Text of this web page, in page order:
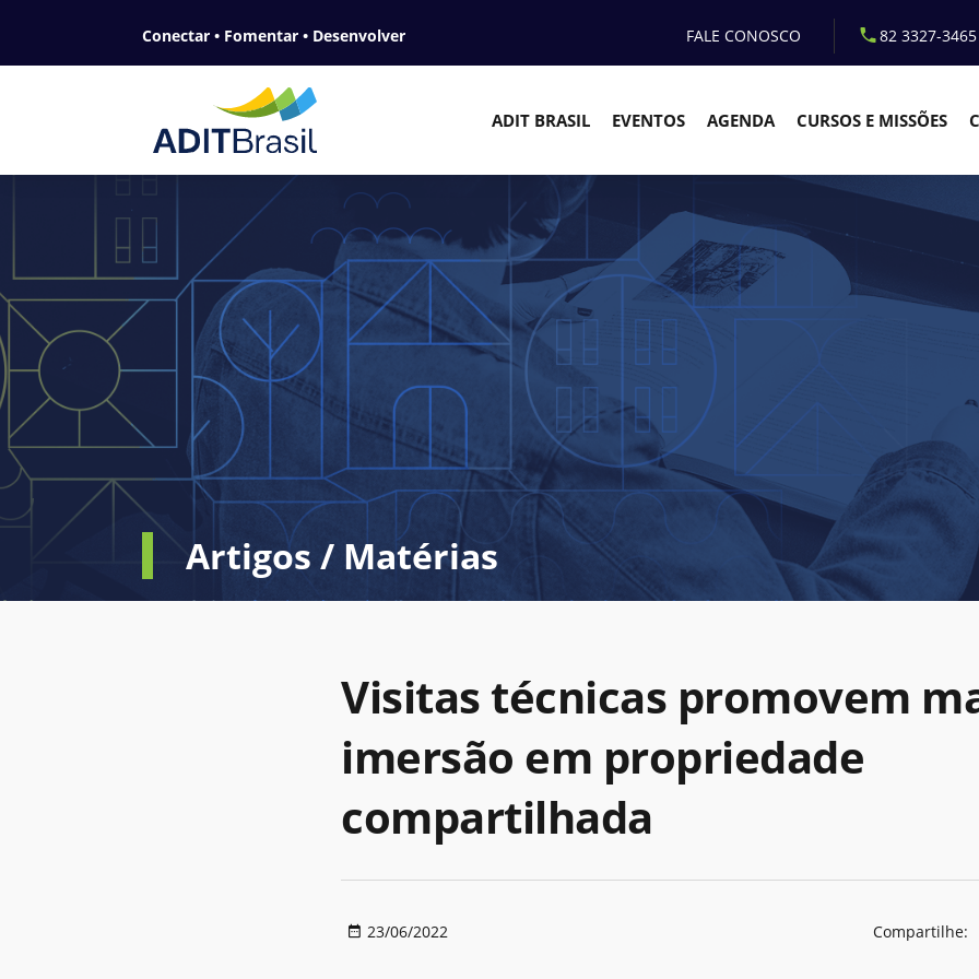
Conectar • Fomentar • Desenvolver FALE CONOSCO 82 3327-3465
ADIT BRASIL EVENTOS AGENDA CURSOS E MISSÕES
Artigos / Matérias
Visitas técnicas promovem
imersão em propriedade
compartilhada
23/06/2022 Compartilhe: